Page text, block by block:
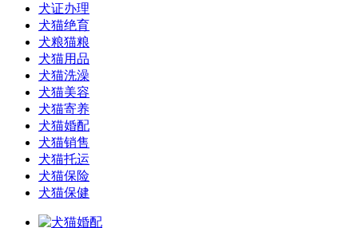
犬证办理
犬猫绝育
犬粮猫粮
犬猫用品
犬猫洗澡
犬猫美容
犬猫寄养
犬猫婚配
犬猫销售
犬猫托运
犬猫保险
犬猫保健